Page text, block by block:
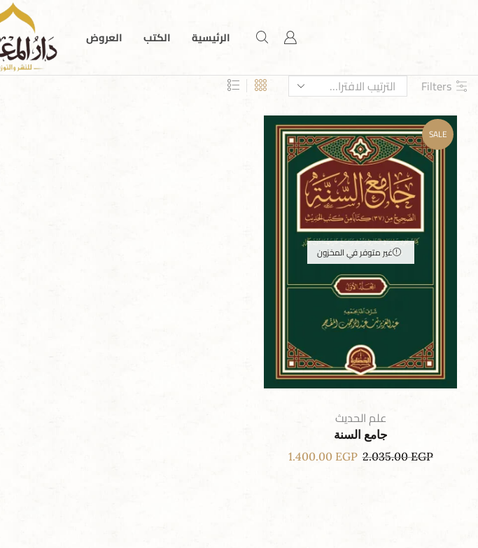
الرئيسية الكتب العروض
Filters
SALE
غير متوفر في المخزون
علم الحديث
جامع السنة
2.035.00EGP
1.400.00 EGP